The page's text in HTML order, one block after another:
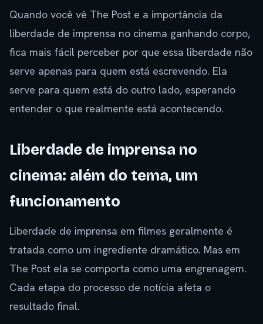
Quando você vê The Post e a importância da
liberdade de imprensa no cinema ganhando corpo,
fica mais fácil perceber por que essa liberdade não
serve apenas para quem está escrevendo. Ela
serve para quem está do outro lado, esperando
entender o que realmente está acontecendo.
Liberdade de imprensa no
cinema: além do tema, um
funcionamento
Liberdade de imprensa em filmes geralmente é
tratada como um ingrediente dramático. Mas em
The Post ela se comporta como uma engrenagem.
Cada etapa do processo de notícia afeta o
resultado final.